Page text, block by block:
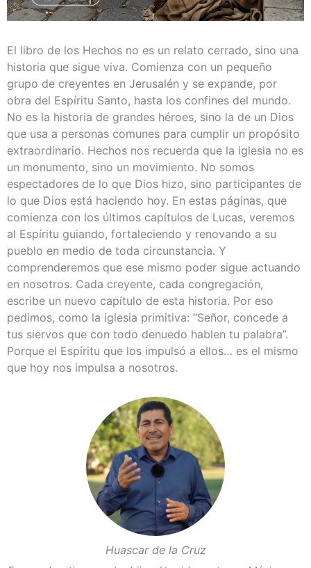
El libro de los Hechos no es un relato cerrado, sino una
historia que sigue viva. Comienza con un pequeño
grupo de creyentes en Jerusalén y se expande, por
obra del Espíritu Santo, hasta los confines del mundo.
No es la historia de grandes héroes, sino la de un Dios
que usa a personas comunes para cumplir un propósito
extraordinario. Hechos nos recuerda que la iglesia no es
un monumento, sino un movimiento. No somos
espectadores de lo que Dios hizo, sino participantes de
lo que Dios está haciendo hoy. En estas páginas, que
comienza con los últimos capítulos de Lucas, veremos
al Espíritu guiando, fortaleciendo y renovando a su
pueblo en medio de toda circunstancia. Y
comprenderemos que ese mismo poder sigue actuando
en nosotros. Cada creyente, cada congregación,
escribe un nuevo capítulo de esta historia. Por eso
pedimos, como la iglesia primitiva: “Señor, concede a
tus siervos que con todo denuedo hablen tu palabra”.
Porque el Espíritu que los impulsó a ellos… es el mismo
que hoy nos impulsa a nosotros.
Huascar de la Cruz